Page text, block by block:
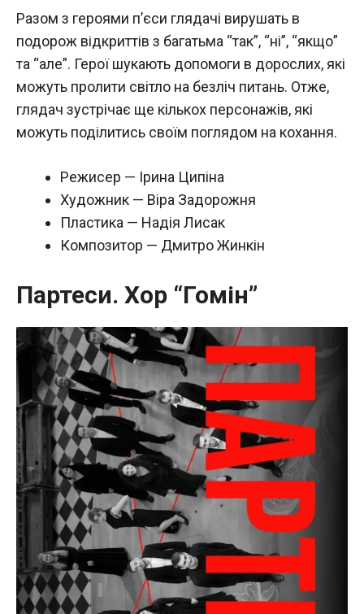
Разом з героями п’єси глядачі вирушать в
подорож відкриттів з багатьма “так”, “ні”, “якщо”
та “але”. Герої шукають допомоги в дорослих, які
можуть пролити світло на безліч питань. Отже,
глядач зустрічає ще кількох персонажів, які
можуть поділитись своїм поглядом на кохання.
Режисер — Ірина Ципіна
Художник — Віра Задорожня
Пластика — Надія Лисак
Композитор — Дмитро Жинкін
Партеси. Хор “Гомін”